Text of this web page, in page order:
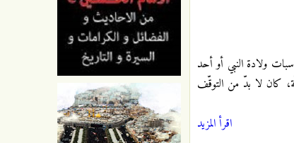
ولادة النبي أو أحد
كان لا بدّ من التوقّف
اقرأ المزيد